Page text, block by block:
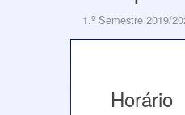
1.º Semestre 2019/
Horário